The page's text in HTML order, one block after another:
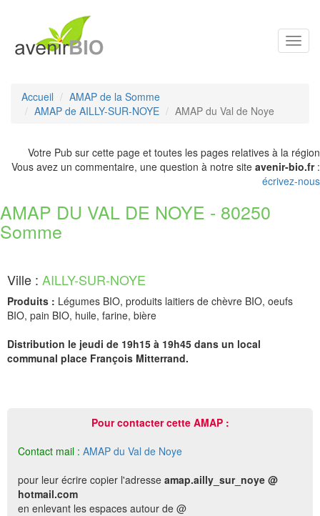
Accueil
AMAP de la Somme
AMAP de AILLY-SUR-NOYE
AMAP du Val de Noye
Votre Pub sur cette page et toutes les pages relatives à la région
Vous avez un commentaire, une question à notre site avenir-bio.fr:
écrivez-nous
AMAP DU VAL DE NOYE - 80250
Somme
Ville : AILLY-SUR-NOYE
Produits : Légumes BIO, produits laitiers de chèvre BIO, oeufs
BIO, pain BIO, huile, farine, bière
Distribution le jeudi de 19h15 à 19h45 dans un local
communal place François Mitterrand.
Pour contacter cette AMAP :
Contact mail : AMAP du Val de Noye
pour leur écrire copier l'adresse amap.ailly_sur_noye @
hotmail.com
en enlevant les espaces autour de @